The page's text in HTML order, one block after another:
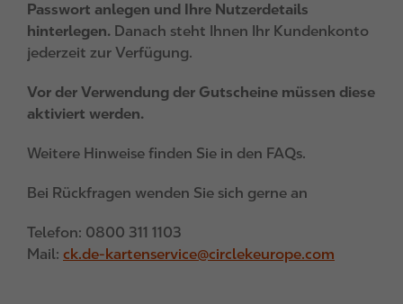
Passwort anlegen und Ihre Nutzerdetails
hinterlegen. Danach steht Ihnen Ihr Kundenkonto
jederzeit zur Verfügung.
Vor der Verwendung der Gutscheine müssen diese
aktiviert werden.
Weitere Hinweise finden Sie in den FAQs.
Bei Rückfragen wenden Sie sich gerne an
Telefon: 0800 311 1103
Mail: ck.de-kartenservice@circlekeurope.com